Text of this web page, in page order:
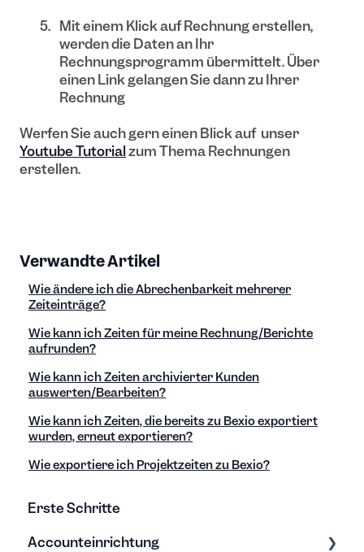
Mit einem Klick auf Rechnung erstellen,
werden die Daten an Ihr
Rechnungsprogramm übermittelt. Über
einen Link gelangen Sie dann zu Ihrer
Rechnung
Werfen Sie auch gern einen Blick auf unser
Youtube Tutorialzum Thema Rechnungen
erstellen.
Verwandte Artikel
Wie ändere ich die Abrechenbarkeit mehrerer
Zeiteinträge?
Wie kann ich Zeiten für meine Rechnung/Berichte
aufrunden?
Wie kann ich Zeiten archivierter Kunden
auswerten/Bearbeiten?
Wie kann ich Zeiten, die bereits zu Bexio exportiert
wurden, erneut exportieren?
Wie exportiere ich Projektzeiten zu Bexio?
Erste Schritte
Accounteinrichtung